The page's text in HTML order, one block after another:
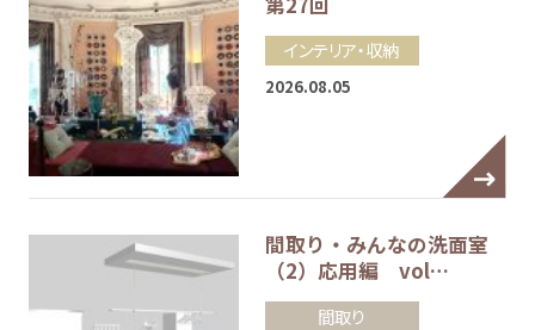
インテリア・収納
2026.08.05
間取り・みんなの洗面室
（2）応用編 vol…
間取り